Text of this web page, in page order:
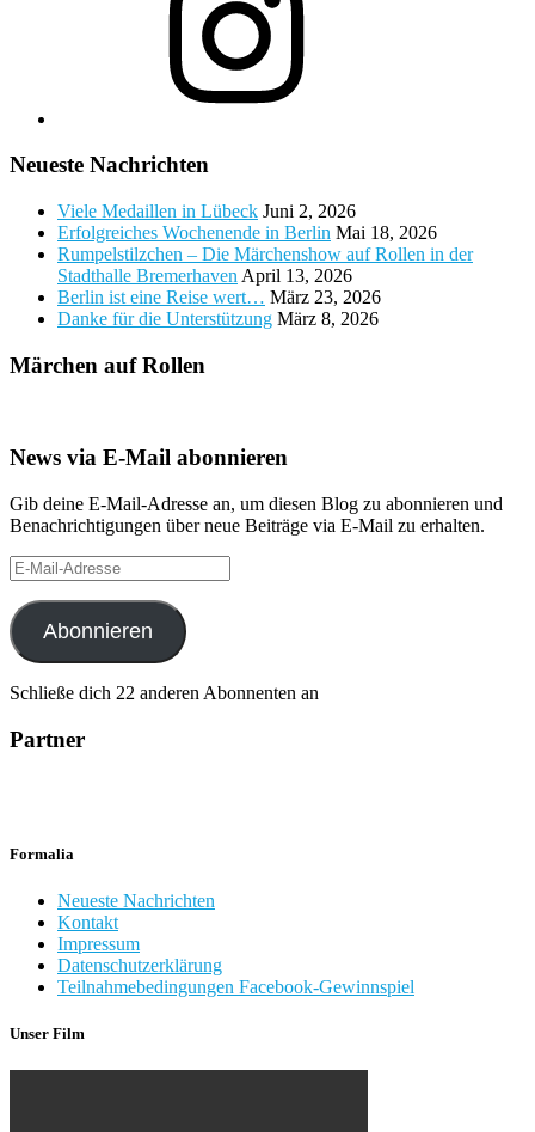
Neueste Nachrichten
Viele Medaillen in Lübeck Juni 2, 2026
Erfolgreiches Wochenende in Berlin Mai 18, 2026
Rumpelstilzchen – Die Märchenshow auf Rollen in der
Stadthalle Bremerhaven April 13, 2026
Berlin ist eine Reise wert… März 23, 2026
Danke für die Unterstützung März 8, 2026
Märchen auf Rollen
News via E-Mail abonnieren
Gib deine E-Mail-Adresse an, um diesen Blog zu abonnieren und
Benachrichtigungen über neue Beiträge via E-Mail zu erhalten.
E-
Mail-
Adresse
Abonnieren
Schließe dich 22 anderen Abonnenten an
Partner
Formalia
Neueste Nachrichten
Kontakt
Impressum
Datenschutzerklärung
Teilnahmebedingungen Facebook-Gewinnspiel
Unser Film